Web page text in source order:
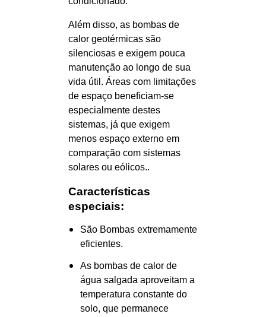
Além disso, as bombas de
calor geotérmicas são
silenciosas e exigem pouca
manutenção ao longo de sua
vida útil. Áreas com limitações
de espaço beneficiam-se
especialmente destes
sistemas, já que exigem
menos espaço externo em
comparação com sistemas
solares ou eólicos..
Características
especiais:
São Bombas extremamente
eficientes.
As bombas de calor de
água salgada aproveitam a
temperatura constante do
solo, que permanece